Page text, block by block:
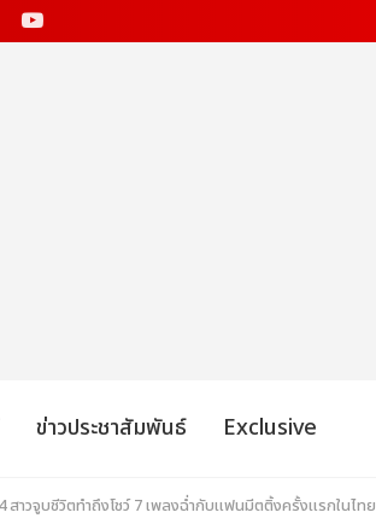
ข่าวประชาสัมพันธ์ Exclusive
สาวจูบชีวิตทำถึงโชว์ 7 เพลงฉ่ำกับแฟนมีตติ้งครั้งแรกในไทย